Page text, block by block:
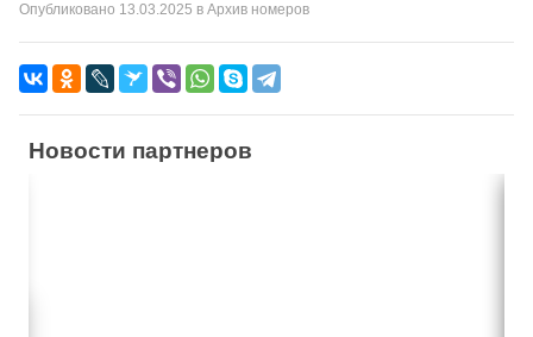
Опубликовано 13.03.2025 в Архив номеров
Новости партнеров